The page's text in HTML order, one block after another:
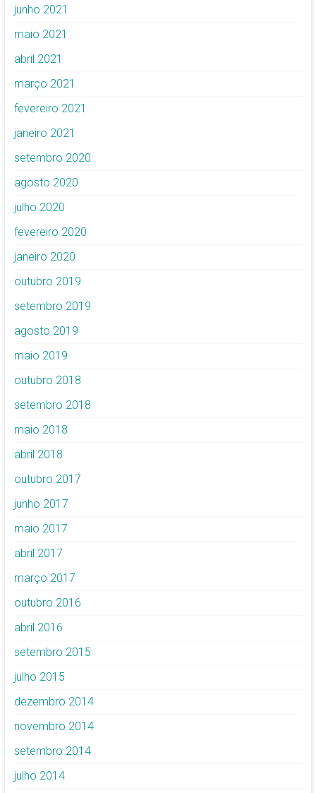
junho 2021
maio 2021
abril 2021
março 2021
fevereiro 2021
janeiro 2021
setembro 2020
agosto 2020
julho 2020
fevereiro 2020
janeiro 2020
outubro 2019
setembro 2019
agosto 2019
maio 2019
outubro 2018
setembro 2018
maio 2018
abril 2018
outubro 2017
junho 2017
maio 2017
abril 2017
março 2017
outubro 2016
abril 2016
setembro 2015
julho 2015
dezembro 2014
novembro 2014
setembro 2014
julho 2014